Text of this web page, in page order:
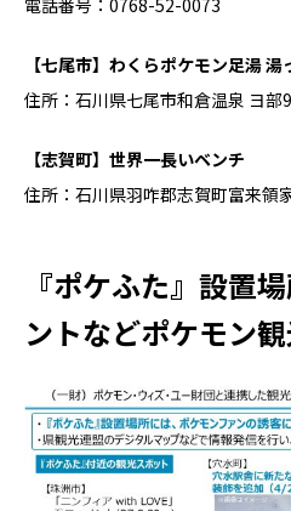
【七尾市】わくらポケモン足湯
住所：石川県七尾市和倉温泉 ヨ部
【志賀町】世界一長いベンチ
住所：石川県羽咋郡志賀町富来領
『ポケふた』設置
ントなどポケモン